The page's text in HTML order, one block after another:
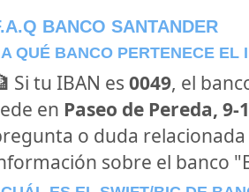
BANCO SANTANDER
QUÉ BANCO PERTENECE EL
Si tu IBAN es 0049, el
en Paseo de Pereda,
o duda
sobre el banco